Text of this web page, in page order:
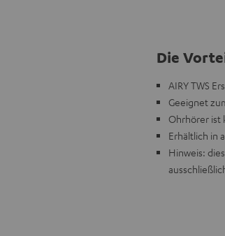
Die
AIRY TWS
Geeignet
Ohrhörer ist
Erhältlich in
Hinweis: